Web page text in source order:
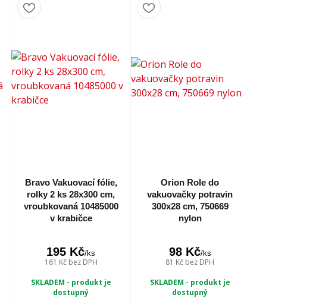
Bravo Vakuovací fólie,
rolky 2 ks 28x300 cm,
vroubkovaná 10485000
v krabičce
195 Kč/ks
161 Kč bez DPH
SKLADEM - produkt je
dostupný
Orion Role do
vakuovačky potravin
300x28 cm, 750669
nylon
98 Kč/ks
81 Kč bez DPH
SKLADEM - produkt je
dostupný